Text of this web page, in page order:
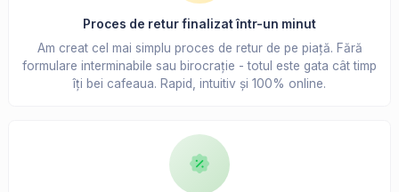
Proces de retur finalizat într-un minut
Am creat cel mai simplu proces de retur de pe piață. Fără
formulare interminabile sau birocrație - totul este gata cât timp
îți bei cafeaua. Rapid, intuitiv și 100% online.